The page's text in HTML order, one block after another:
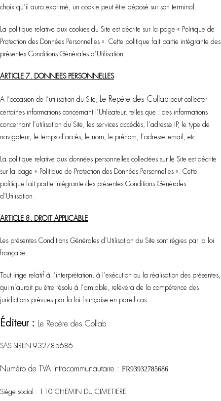
choix qu’il aura exprimé, un cookie peut être déposé sur son terminal.
La politique relative aux cookies du Site est décrite sur la page « Politique de
Protection des Données Personnelles ». Cette politique fait partie intégrante des
présentes Conditions Générales d’Utilisation.
ARTICLE 7. DONNEES PERSONNELLES
A l’occasion de l’utilisation du Site, Le Repère des Collab peut collecter
certaines informations concernant l’Utilisateur, telles que : des informations
concernant l’utilisation du Site, les services accédés, l’adresse IP, le type de
navigateur, le temps d’accès, le nom, le prénom, l’adresse email, etc.
La politique relative aux données personnelles collectées sur le Site est décrite
sur la page « Politique de Protection des Données Personnelles ». Cette
politique fait partie intégrante des présentes Conditions Générales
d’Utilisation.
ARTICLE 8. DROIT APPLICABLE
Les présentes Conditions Générales d’Utilisation du Site sont régies par la loi
française.
Tout litige relatif à l’interprétation, à l’exécution ou la réalisation des présentes,
qui n’aurait pu être résolu à l’amiable, relèvera de la compétence des
juridictions prévues par la loi française en pareil cas.
Éditeur : Le Repère des Collab
SAS SIREN 932785686
Numéro de TVA intracommunautaire : FR93932785686
Siège social : 110 CHEMIN DU CIMETIERE